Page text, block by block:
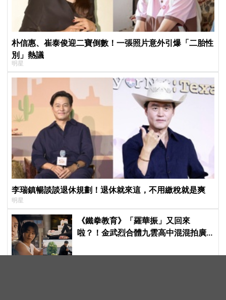
朴信惠、崔泰俊迎二寶倒數！一張照片意外引爆「二胎性
別」熱議
明星
李瑞鎮暢談談退休規劃！退休就來這，不用繳稅就是爽
明星
《鐵拳教育》「羅華振」又回來
啦？！金武烈合體九雲高中混混拍廣
外篇！